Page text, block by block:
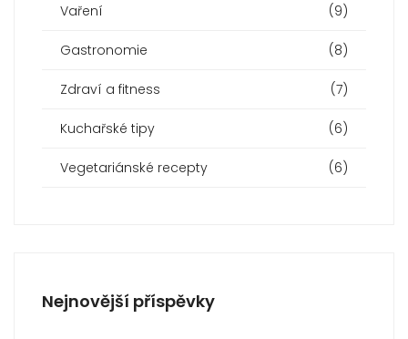
Vaření (9)
Gastronomie (8)
Zdraví a fitness (7)
Kuchařské tipy (6)
Vegetariánské recepty (6)
Nejnovější příspěvky